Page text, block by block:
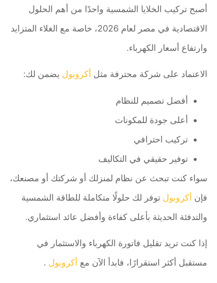
أصبح تركيب الخلايا الشمسية واحدًا من أهم الحلول
الاقتصادية في مصر لعام 2026، خاصة مع الغلاء المتزايد
وارتفاع أسعار الكهرباء.
الاعتماد على شركة محترفة مثلأكروبوليضمن لك:
أفضل تصميم للنظام
أعلى جودة للمكونات
تركيب احترافي
توفير حقيقي في التكاليف
سواء كنت تبحث عن نظام لمنزلك أو شركتك أو مصنعك،
فإنأكروبولتوفر لك حلولًا متكاملة للطاقة الشمسية
والتدفئة الحديثة بأعلى كفاءة وأفضل عائد استثماري.
إذا كنت تريد تقليل فاتورة الكهرباء والاستثمار في
مستقبل أكثر استقرارًا، فابدأ الآن معأكروبول.